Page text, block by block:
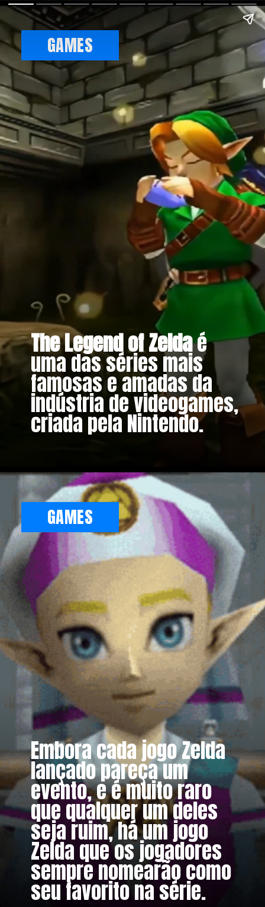
The Legend of Zeldaé
uma das séries mais
famosas e amadas da
indústria de videogames,
criada pela Nintendo.
GAMES
Embora cada jogo Zelda
lançado pareça um
evento, e é muito raro
que qualquer um deles
seja ruim, há um jogo
Zelda que os jogadores
sempre nomearão como
seu favorito na série.
GAMES